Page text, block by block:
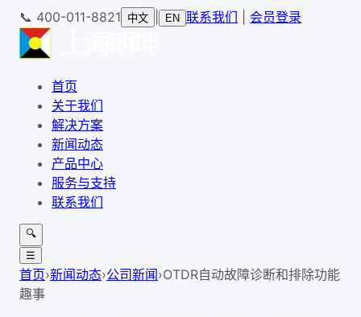
📞 400-011-8821 中文 EN 联系我们 会员登录
首页
关于我们
解决方案
新闻动态
产品中心
服务与支持
联系我们
🔍
☰
首页›新闻动态›公司新闻›OTDR自动故障诊断和排除功能
趣事